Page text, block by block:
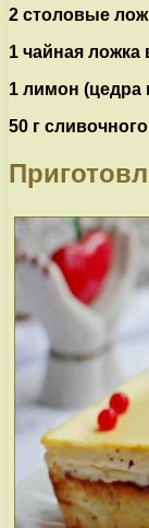
2 столовые
1 чайная ложка
1 лимон (цедра
50 г